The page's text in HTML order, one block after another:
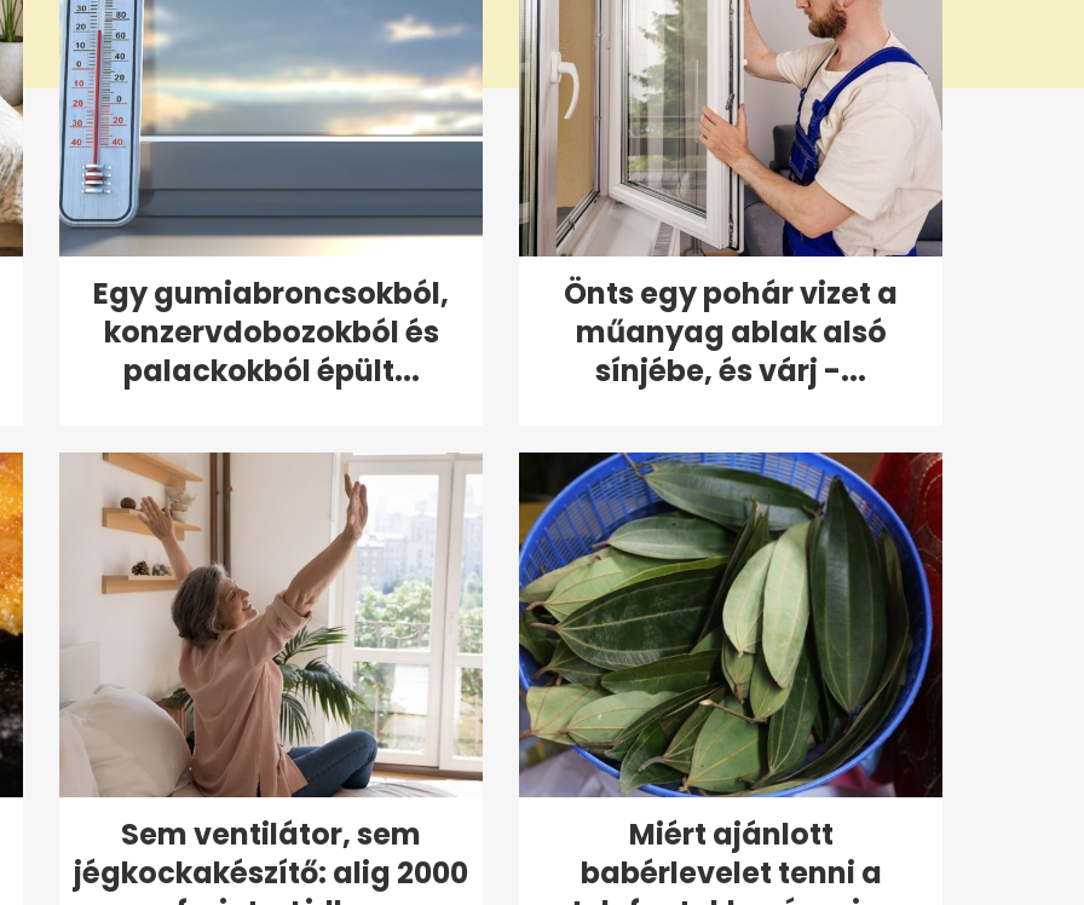
Egy gumiabroncsokból,
konzervdobozokból és
palackokból épült...
Önts egy pohár vizet a
műanyag ablak alsó
sínjébe, és várj -...
Sem ventilátor, sem
jégkockakészítő: alig 2000
Miért ajánlott
babérlevelet tenni a